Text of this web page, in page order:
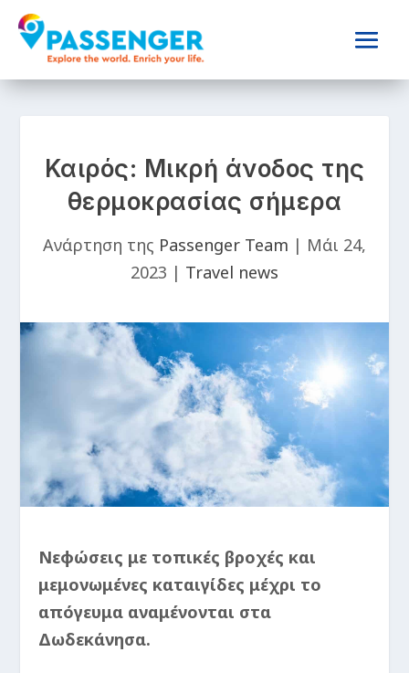
Καιρός: Μικρή άνοδος της
θερμοκρασίας σήμερα
Ανάρτηση της Passenger Team | Μάι 24,
2023 | Travel news
Νεφώσεις με τοπικές βροχές και
μεμονωμένες καταιγίδες μέχρι το
απόγευμα αναμένονται στα
Δωδεκάνησα.